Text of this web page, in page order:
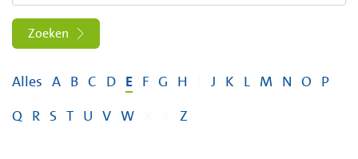
Zoeken
Alles A B C D E F G H J K L M N O P
Q R S T U V W Z